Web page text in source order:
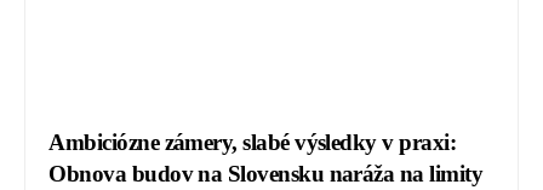
Ambiciózne zámery, slabé výsledky v praxi:
Obnova budov na Slovensku naráža na limity